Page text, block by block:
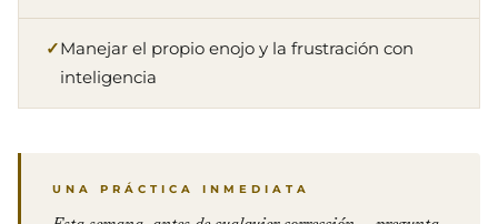
Manejar el propio enojo y la frustración con
inteligencia
UNA PRÁCTICA INMEDIATA